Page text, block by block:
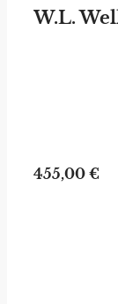
W.L.
455,00 €